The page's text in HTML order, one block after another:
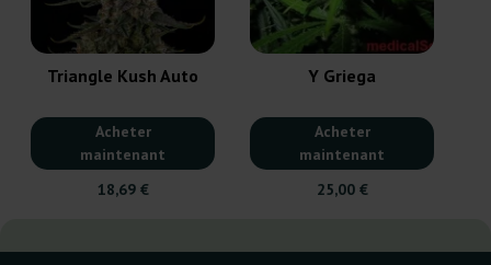
Triangle Kush Auto
Acheter
maintenant
18,69 €
Y Griega
Acheter
maintenant
25,00 €